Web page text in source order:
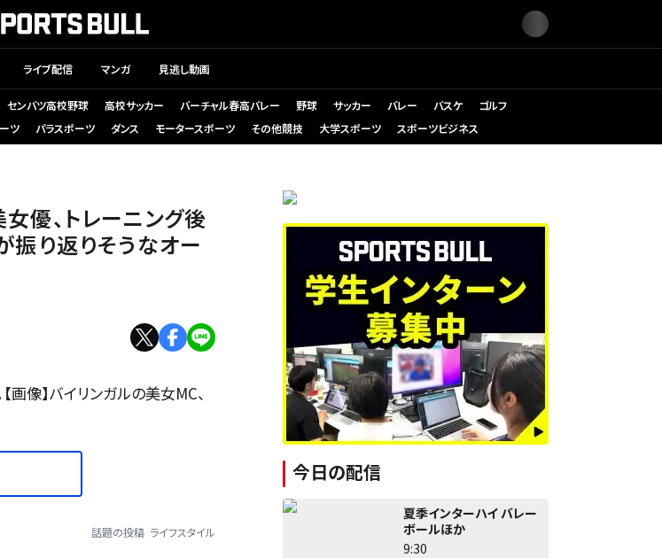
ライブ配信 マンガ 見逃し動画
センバツ高校野球 高校サッカー バーチャル春高バレー 野球 サッカー バレー バスケ
ゴルフ
ツ パラスポーツ ダンス モータースポーツ その他競技 大学スポーツ スポーツビジネス
優、トレーニング後
振り返りそうなオー
画像】バイリンガルの美女MC、
話題の投稿 ライフスタイル
今日の配信
夏季インターハイ バレー
ボールほか
9:30